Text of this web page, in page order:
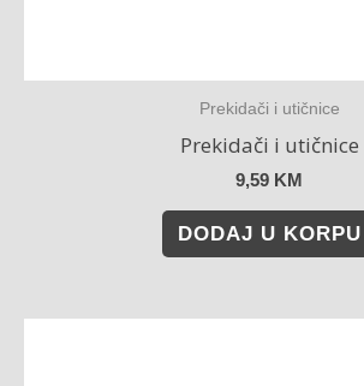
Prekidači i utičnice
Prekidači i utičnice
9,59 KM
DODAJ U KORPU